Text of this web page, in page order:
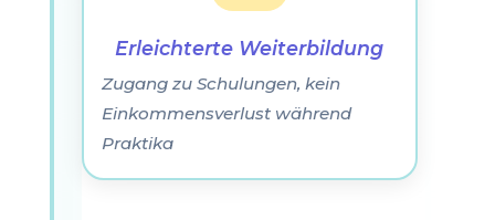
Erleichterte Weiterbildung
Zugang zu Schulungen, kein
Einkommensverlust während
Praktika